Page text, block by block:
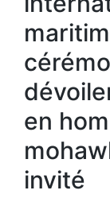
en
invité